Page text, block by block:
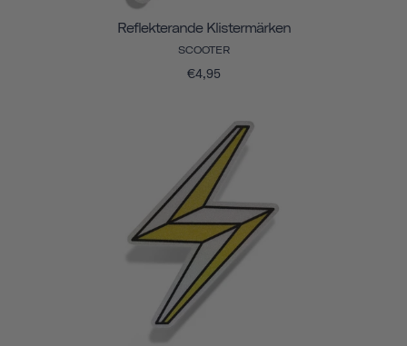
Reflekterande Klistermärken
SCOOTER
€4,95